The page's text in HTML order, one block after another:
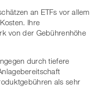
an ETFs vor allem
Ihre
von der Gebührenhöhe
durch tiefere
als sehr